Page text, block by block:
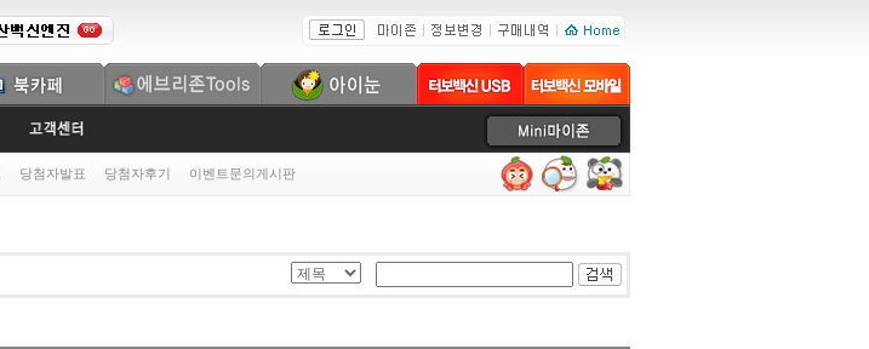
당첨자발표 당첨자후기 이벤트문의게시판